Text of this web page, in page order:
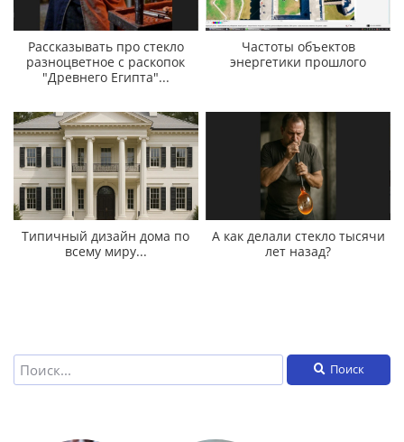
Рассказывать про стекло
разноцветное с раскопок
"Древнего Египта"...
Частоты объектов
энергетики прошлого
Типичный дизайн дома по
всему миру...
А как делали стекло тысячи
лет назад?
Поиск